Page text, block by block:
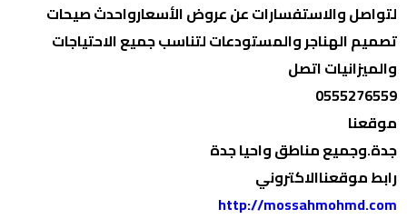
لتواصل والاستفسارات عن عروض الأسعارواحدث صيحات
تصميم الهناجر والمستودعات لتناسب جميع الاحتياجات
والميزانيات اتصل
0555276559
موقعنا
جدة.وجميع مناطق واحيا جدة
رابط موقعناالاكتروني
http://mossahmohmd.com